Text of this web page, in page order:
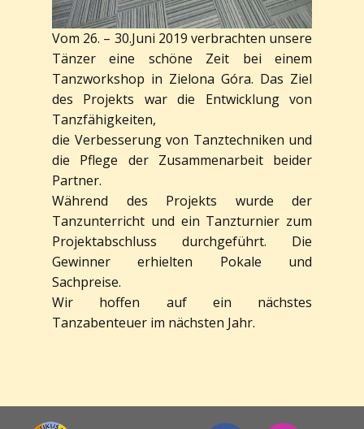
Vom 26. – 30.Juni 2019 verbrachten unsere
Tänzer eine schöne Zeit bei einem
Tanzworkshop in Zielona Góra. Das Ziel
des Projekts war die Entwicklung von
Tanzfähigkeiten,
die Verbesserung von Tanztechniken und
die Pflege der Zusammenarbeit beider
Partner.
Während des Projekts wurde der
Tanzunterricht und ein Tanzturnier zum
Projektabschluss durchgeführt. Die
Gewinner erhielten Pokale und
Sachpreise.
Wir hoffen auf ein nächstes
Tanzabenteuer im nächsten Jahr.